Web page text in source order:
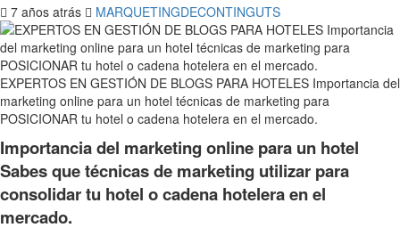
7 años atrás MARQUETINGDECONTINGUTS
EXPERTOS EN GESTIÓN DE BLOGS PARA HOTELES Importancia del
marketing online para un hotel técnicas de marketing para
POSICIONAR tu hotel o cadena hotelera en el mercado.
Importancia del marketing online para un hotel
Sabes que técnicas de marketing utilizar para
consolidar tu hotel o cadena hotelera en el
mercado.